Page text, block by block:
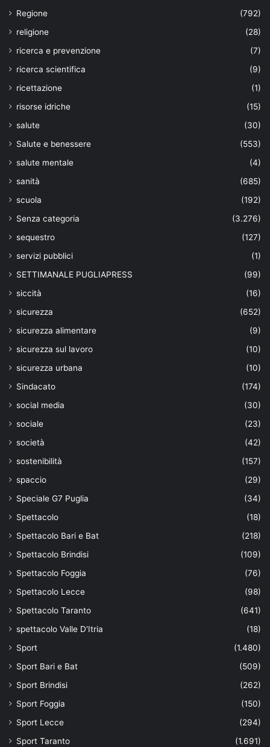
Regione
(792)
religione
(28)
ricerca e prevenzione
(7)
ricerca scientifica
(9)
ricettazione
(1)
risorse idriche
(15)
salute
(30)
Salute e benessere
(553)
salute mentale
(4)
sanità
(685)
scuola
(192)
Senza categoria
(3.276)
sequestro
(127)
servizi pubblici
(1)
SETTIMANALE PUGLIAPRESS
(99)
siccità
(16)
sicurezza
(652)
sicurezza alimentare
(9)
sicurezza sul lavoro
(10)
sicurezza urbana
(10)
Sindacato
(174)
social media
(30)
sociale
(23)
società
(42)
sostenibilità
(157)
spaccio
(29)
Speciale G7 Puglia
(34)
Spettacolo
(18)
Spettacolo Bari e Bat
(218)
Spettacolo Brindisi
(109)
Spettacolo Foggia
(76)
Spettacolo Lecce
(98)
Spettacolo Taranto
(641)
spettacolo Valle D'Itria
(18)
Sport
(1.480)
Sport Bari e Bat
(509)
Sport Brindisi
(262)
Sport Foggia
(150)
Sport Lecce
(294)
Sport Taranto
(1.691)